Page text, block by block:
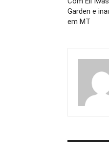
Garden e
em MT